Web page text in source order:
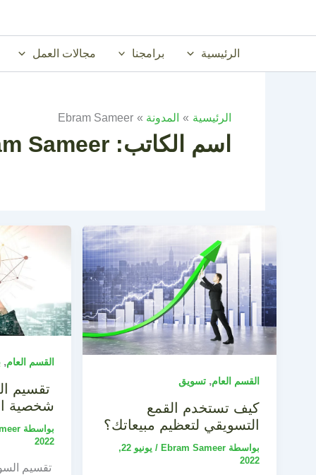
الرئيسية برامجنا مجالات العمل
الرئيسية المدونة Ebram Sameer
اسم الكاتب: Ebram Sameer
القسم العام, تسويق
كيف تستخدم القمع
التسويقي لتعظيم مبيعاتك؟
بواسطة Ebram Sameer
/
يونيو 22,
2022
القسم العام,
تقسيم
شخصية
بواسطة
2022
تقسيم